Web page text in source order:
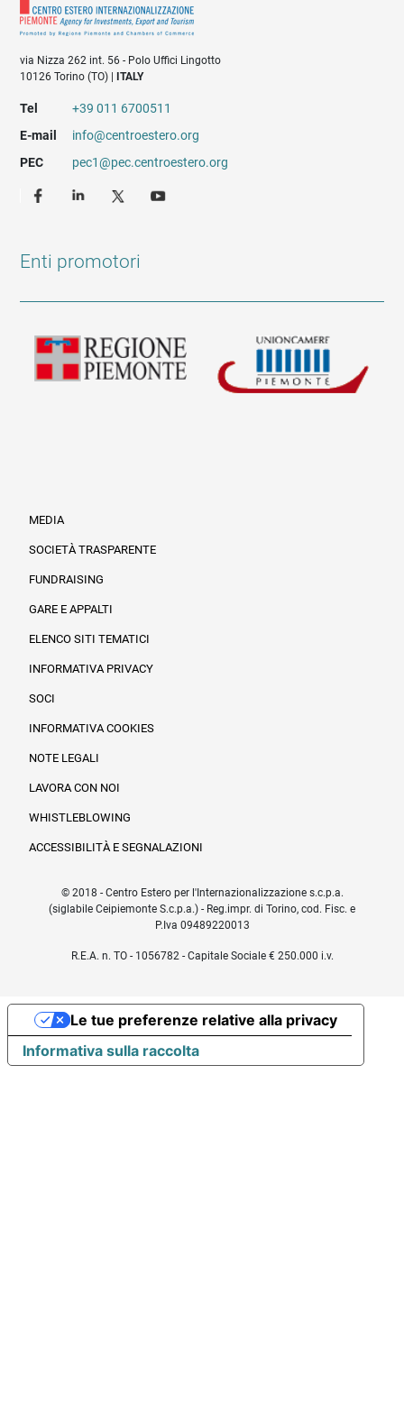
via Nizza 262 int. 56 - Polo Uffici Lingotto
10126 Torino (TO) |ITALY
Tel
+39 011 6700511
E-mail
info@centroestero.org
PEC
pec1@pec.centroestero.org
Enti promotori
MEDIA
SOCIETÀ TRASPARENTE
FUNDRAISING
GARE E APPALTI
ELENCO SITI TEMATICI
INFORMATIVA PRIVACY
SOCI
INFORMATIVA COOKIES
NOTE LEGALI
LAVORA CON NOI
WHISTLEBLOWING
ACCESSIBILITÀ E SEGNALAZIONI
© 2018 - Centro Estero per l'Internazionalizzazione s.c.p.a.
(siglabile Ceipiemonte S.c.p.a.) - Reg.impr. di Torino, cod. Fisc. e
P.Iva 09489220013
R.E.A. n. TO - 1056782 - Capitale Sociale € 250.000 i.v.
Informativa sulla raccolta
Le tue preferenze relative alla privacy